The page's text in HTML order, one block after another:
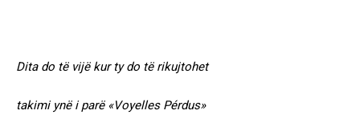
Dita do të vijë kur ty do të rikujtohet
takimi ynë i parë «Voyelles Pérdus»